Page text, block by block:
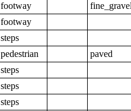
footway
footway
steps
pedestrian
paved
steps
steps
steps